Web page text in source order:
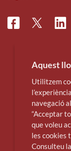
FacebookTwitter
Aquest
Utilitzem
navegació
“Acceptar
que voleu
les cookies
Consulteu